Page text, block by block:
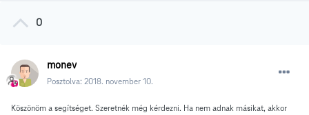
0
monev
Posztolva: 2018. november 10.
Köszönöm a segítséget. Szeretnék még kérdezni. Ha nem adnak másikat, akkor